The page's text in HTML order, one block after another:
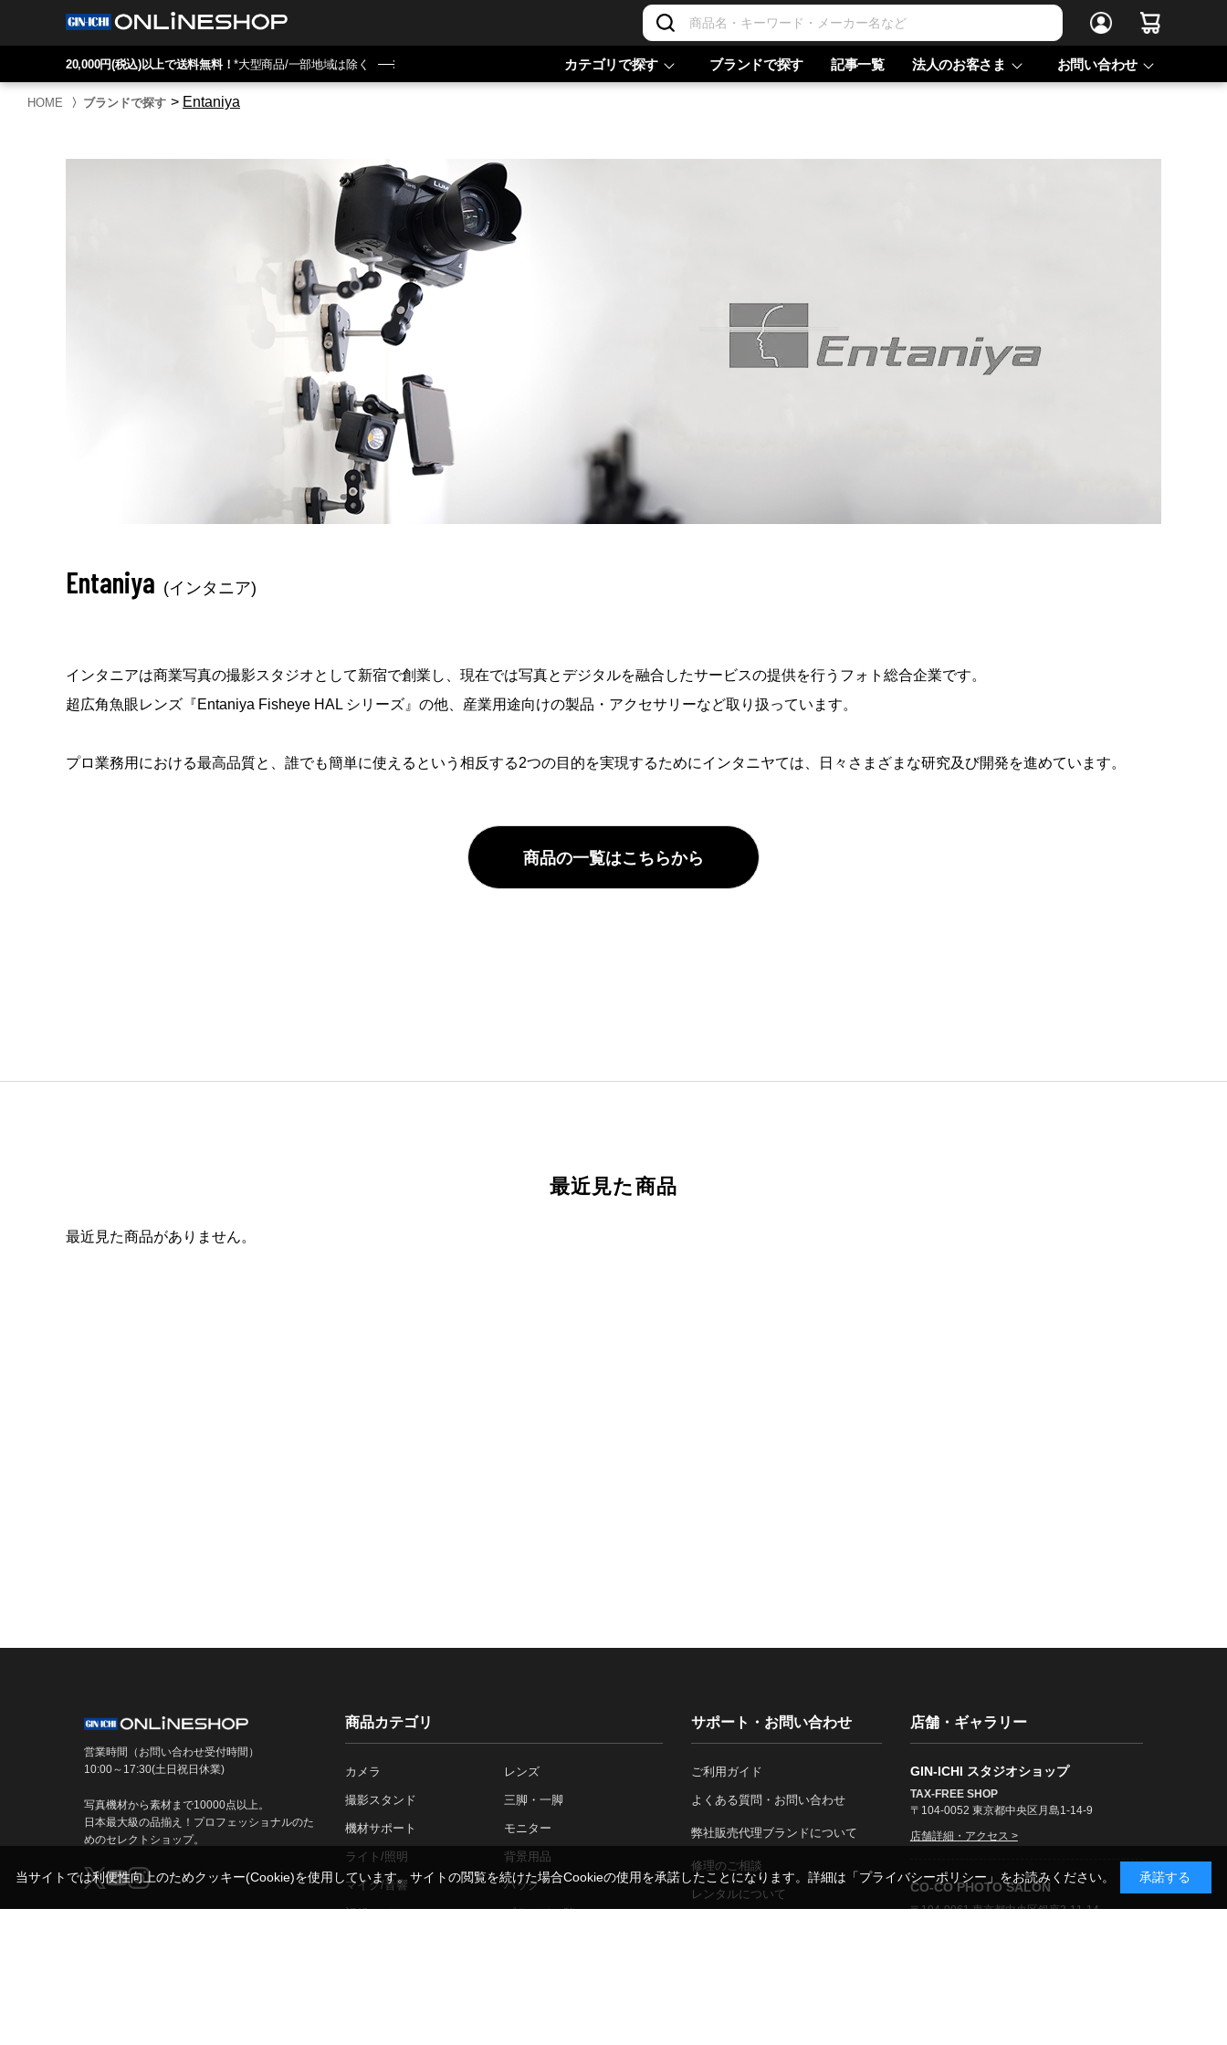
20,000円(税込)以上で送料無料！*大型商品/一部地域は除く カテゴリで探す ブランドで探す 記事一覧 法人のお客さま お問い合わせ
HOME 〉 ブランドで探す > Entaniya
Entaniya (インタニア)
インタニアは商業写真の撮影スタジオとして新宿で創業し、現在では写真とデジタルを融合したサービスの提供を行うフォト総合企業です。
超広角魚眼レンズ『Entaniya Fisheye HAL シリーズ』の他、産業用途向けの製品・アクセサリーなど取り扱っています。
プロ業務用における最高品質と、誰でも簡単に使えるという相反する2つの目的を実現するためにインタニヤては、日々さまざまな研究及び開発を進めています。
商品の一覧はこちらから
最近見た商品
最近見た商品がありません。
営業時間（お問い合わせ受付時間）
10:00～17:30(土日祝日休業)
写真機材から素材まで10000点以上。
日本最大級の品揃え！プロフェッショナルのた
めのセレクトショップ。
商品カテゴリ
カメラ レンズ
撮影スタンド 三脚・一脚
機材サポート モニター
ライト/照明 背景用品
マイク/音響 バッグ
記録メディア ブランド一覧
サポート・お問い合わせ
ご利用ガイド
よくある質問・お問い合わせ
弊社販売代理ブランドについて
修理のご相談
レンタルについて
店舗・ギャラリー
GIN-ICHI スタジオショップ
TAX-FREE SHOP
〒104-0052 東京都中央区月島1-14-9
店舗詳細・アクセス >
CO-CO PHOTO SALON
〒104-0061 東京都中央区銀座3-11-14
当サイトでは利便性向上のためクッキー(Cookie)を使用しています。サイトの閲覧を続けた場合Cookieの使用を承諾したことになります。詳細は 「プライバシーポリシー」 をお読みください。 承諾する